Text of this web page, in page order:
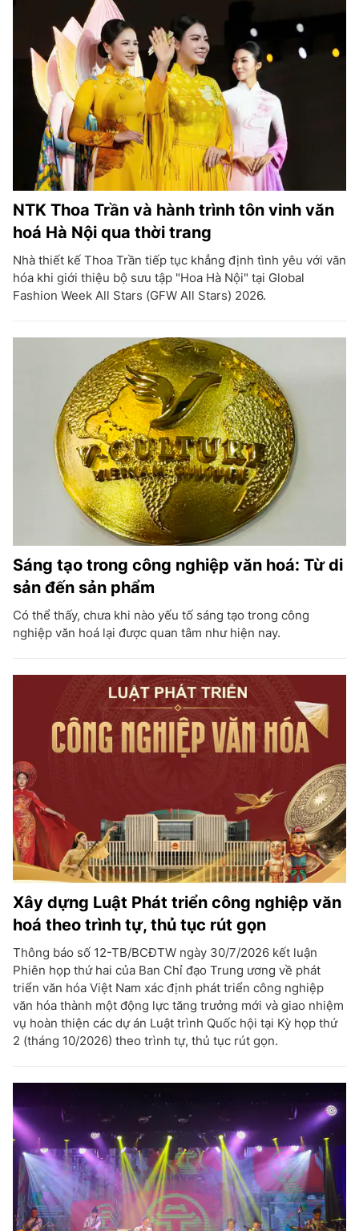
NTK Thoa Trần và hành trình tôn vinh văn
hoá Hà Nội qua thời trang
Nhà thiết kế Thoa Trần tiếp tục khẳng định tình yêu với văn
hóa khi giới thiệu bộ sưu tập "Hoa Hà Nội" tại Global
Fashion Week All Stars (GFW All Stars) 2026.
Sáng tạo trong công nghiệp văn hoá: Từ di
sản đến sản phẩm
Có thể thấy, chưa khi nào yếu tố sáng tạo trong công
nghiệp văn hoá lại được quan tâm như hiện nay.
Xây dựng Luật Phát triển công nghiệp văn
hoá theo trình tự, thủ tục rút gọn
Thông báo số 12-TB/BCĐTW ngày 30/7/2026 kết luận
Phiên họp thứ hai của Ban Chỉ đạo Trung ương về phát
triển văn hóa Việt Nam xác định phát triển công nghiệp
văn hóa thành một động lực tăng trưởng mới và giao nhiệm
vụ hoàn thiện các dự án Luật trình Quốc hội tại Kỳ họp thứ
2 (tháng 10/2026) theo trình tự, thủ tục rút gọn.